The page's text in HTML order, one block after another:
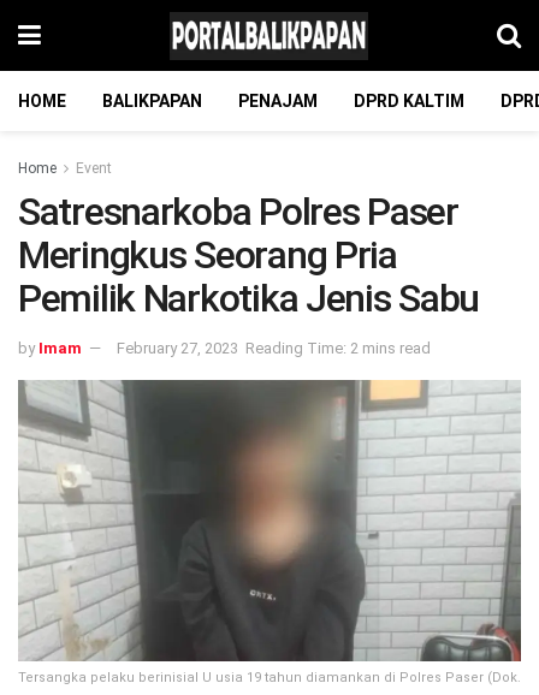
HOME BALIKPAPAN PENAJAM DPRD KALTIM
Home Event
Satresnarkoba Polres Paser
Meringkus Seorang Pria
Pemilik Narkotika Jenis Sabu
by Imam February 27, 2023 Reading Time: 2 mins read
Tersangka pelaku berinisial U usia 19 tahun diamankan di Polres Paser (Dok.